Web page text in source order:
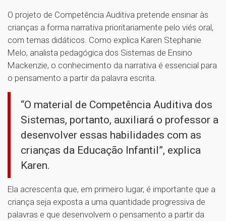
O projeto de Competência Auditiva pretende ensinar às
crianças a forma narrativa prioritariamente pelo viés oral,
com temas didáticos. Como explica Karen Stephanie
Melo, analista pedagógica dos Sistemas de Ensino
Mackenzie, o conhecimento da narrativa é essencial para
o pensamento a partir da palavra escrita.
“O material de Competência Auditiva dos
Sistemas, portanto, auxiliará o professor a
desenvolver essas habilidades com as
crianças da Educação Infantil”, explica
Karen.
Ela acrescenta que, em primeiro lugar, é importante que a
criança seja exposta a uma quantidade progressiva de
palavras e que desenvolvem o pensamento a partir da